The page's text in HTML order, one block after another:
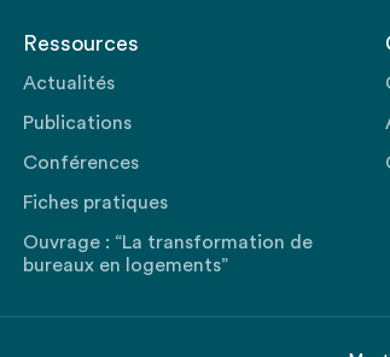
Ressources
Actualités
Publications
Conférences
Fiches pratiques
Ouvrage : “La transformation de
bureaux en logements”